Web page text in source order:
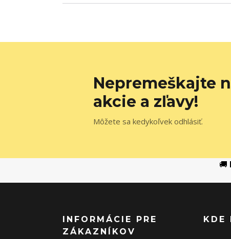
Nepremeškajte
akcie a zľavy!
Môžete sa kedykoľvek odhlásiť.
🚚
INFORMÁCIE PRE
ZÁKAZNÍKOV
KDE